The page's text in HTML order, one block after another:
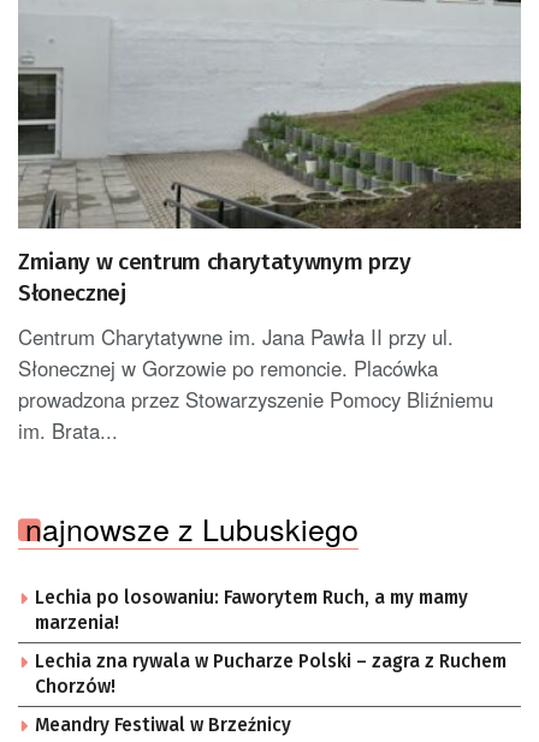
Zmiany w centrum charytatywnym przy
Słonecznej
Centrum Charytatywne im. Jana Pawła II przy ul.
Słonecznej w Gorzowie po remoncie. Placówka
prowadzona przez Stowarzyszenie Pomocy Bliźniemu
im. Brata...
najnowsze z Lubuskiego
Lechia po losowaniu: Faworytem Ruch, a my mamy
marzenia!
Lechia zna rywala w Pucharze Polski – zagra z Ruchem
Chorzów!
Meandry Festiwal w Brzeźnicy